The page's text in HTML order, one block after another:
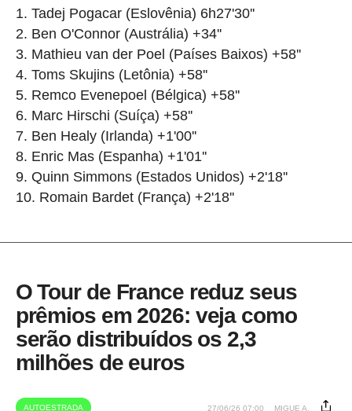
Tadej Pogacar (Eslovênia) 6h27'30''
Ben O'Connor (Austrália) +34''
Mathieu van der Poel (Países Baixos) +58''
Toms Skujins (Letônia) +58''
Remco Evenepoel (Bélgica) +58''
Marc Hirschi (Suíça) +58''
Ben Healy (Irlanda) +1'00''
Enric Mas (Espanha) +1'01''
Quinn Simmons (Estados Unidos) +2'18''
Romain Bardet (França) +2'18''
O Tour de France reduz seus
prêmios em 2026: veja como
serão distribuídos os 2,3
milhões de euros
AUTOESTRADA 27/06/26 07:00 MIGUE A.